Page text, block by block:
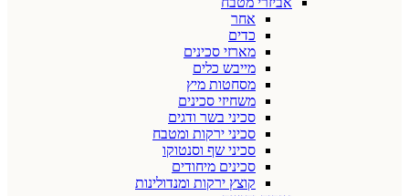
אחר
כדים
מארזי סכינים
מייבש כלים
מסחטות מיץ
משחיזי סכינים
סכיני בשר ודגים
סכיני ירקות ומטבח
סכיני שף וסנטוקו
סכינים מיחודים
קוצץ ירקות ומנדולינות